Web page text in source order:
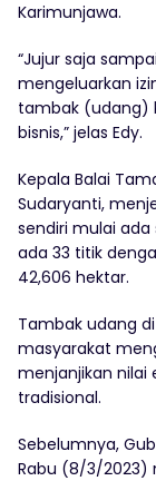
Karimunjawa.
“Jujur saja
mengeluarkan
tambak (udang)
bisnis,” jelas Edy.
Kepala Balai
Sudaryanti,
sendiri mulai ada
ada 33 titik
42,606 hektar.
Tambak udang
masyarakat
menjanjikan nilai
tradisional.
Sebelumnya,
Rabu (8/3/2023)